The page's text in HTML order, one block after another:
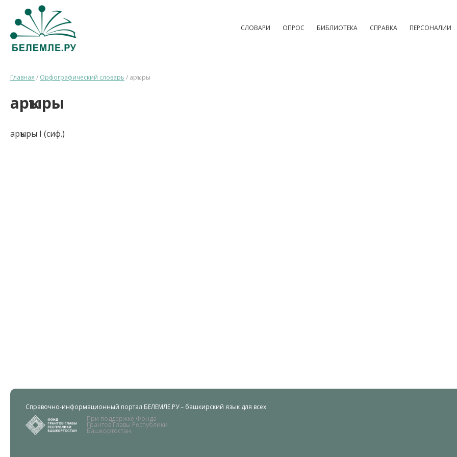
СЛОВАРИ ОПРОС БИБЛИОТЕКА СПРАВКА ПЕРСОНАЛИИ
Главная / Орфографический словарь / арҡыры
арҡыры
арҡыры I (сиф.)
Справочно-информационный портал БЕЛЕМЛЕ.РУ – башкирский язык для всех
При поддержке Фонда
Грантов Главы Республики
Башкортостан.